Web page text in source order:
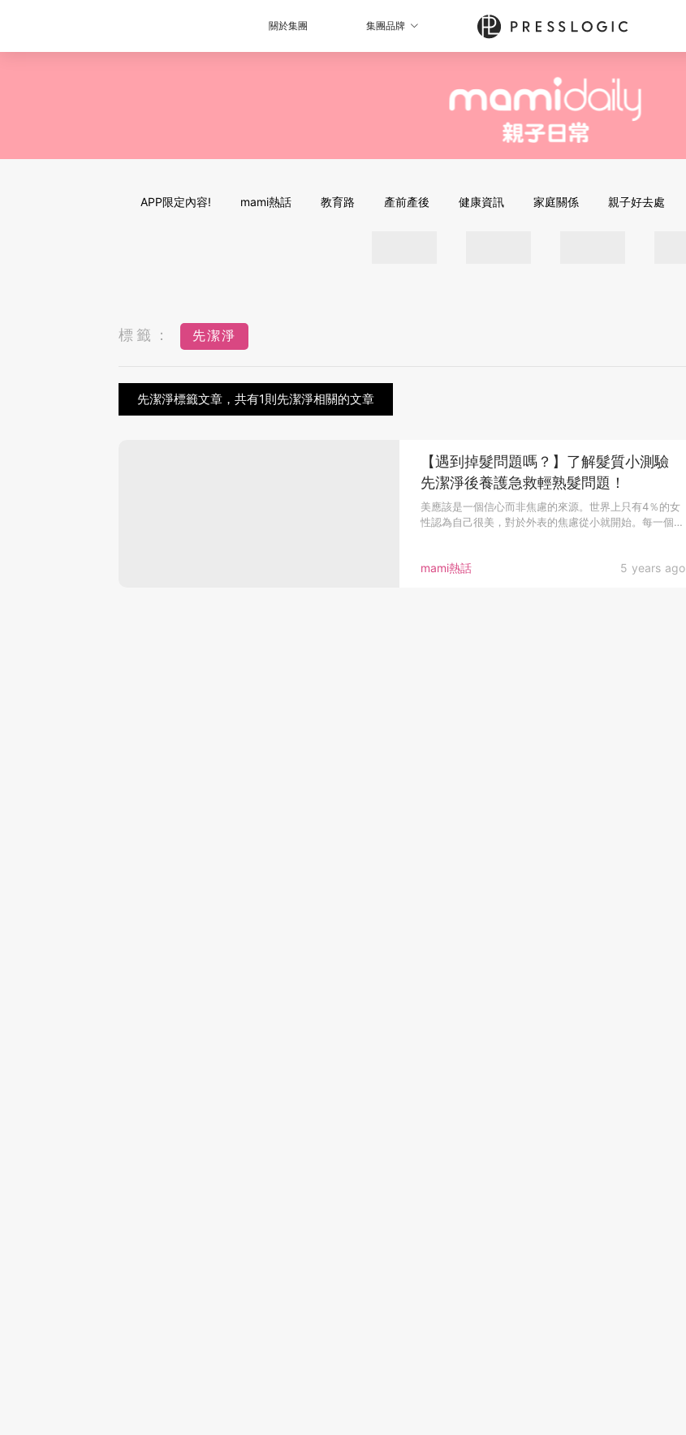
關於集團 集團品牌
APP限定內容! mami熱話 教育路 產前產後 健康資訊 家庭關係 親子好去處
標籤： 先潔淨
先潔淨標籤文章，共有1則先潔淨相關的文章
mami熱話 5 years ago
【遇到掉髮問題嗎？】了解髮質小測驗
先潔淨後養護急救輕熟髮問題！
美應該是一個信心而非焦慮的來源。世界上只有4％的女
性認為自己很美，對於外表的焦慮從小就開始。每一個